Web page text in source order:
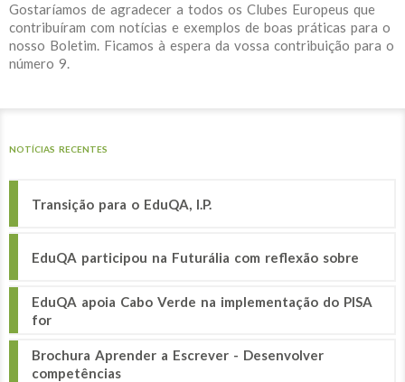
Gostaríamos de agradecer a todos os Clubes Europeus que
contribuíram com notícias e exemplos de boas práticas para o
nosso Boletim. Ficamos à espera da vossa contribuição para o
número 9.
NOTÍCIAS RECENTES
Transição para o EduQA, I.P.
EduQA participou na Futurália com reflexão sobre
EduQA apoia Cabo Verde na implementação do PISA
for
Brochura Aprender a Escrever - Desenvolver
competências